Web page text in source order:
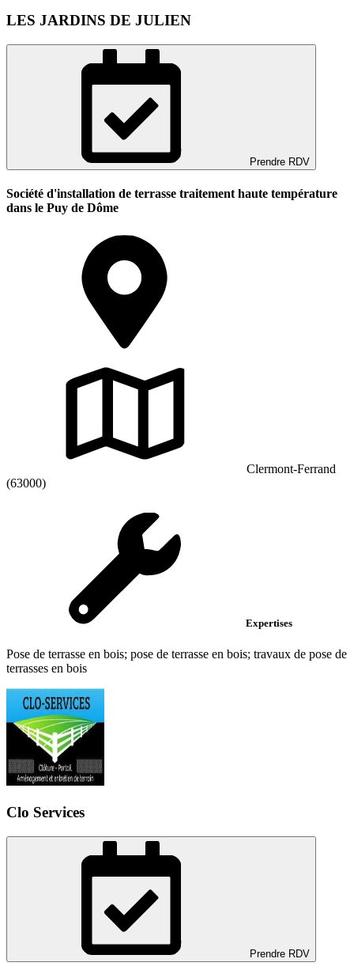
LES JARDINS DE JULIEN
Prendre RDV
Société d'installation de terrasse traitement haute température
dans le Puy de Dôme
Clermont-Ferrand
(63000)
Expertises
Pose de terrasse en bois; pose de terrasse en bois; travaux de pose de
terrasses en bois
Clo Services
Prendre RDV